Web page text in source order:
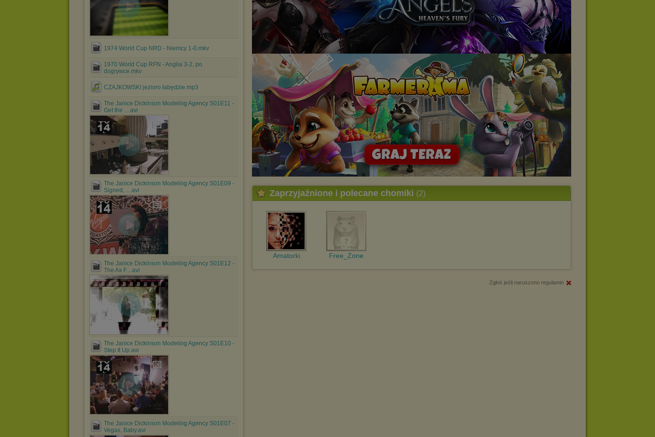
urządzeniu końcowym. Można również usunąć pliki cookies,
dokonując odpowiednich zmian w ustawieniach przeglądarki
internetowej.
Pełną informację na ten temat znajdziesz pod adresem
http://chomikuj.pl/PolitykaPrywatnosci.aspx.
1974 World Cup NRD - Niemcy 1-0.mkv
1970 World Cup RFN - Anglia 3-2, po
dogrywce.mkv
CZAJKOWSKI jezioro łabędzie.mp3
The Janice Dickinson Modeling Agency S01E11 -
Get the ....avi
The Janice Dickinson Modeling Agency S01E09 -
Signed, ....avi
The Janice Dickinson Modeling Agency S01E12 -
The Ax F....avi
The Janice Dickinson Modeling Agency S01E10 -
Step It Up.avi
The Janice Dickinson Modeling Agency S01E07 -
Vegas, Baby.avi
Zaprzyjaźnione i polecane chomiki (2)
Amatorki Free_Zone
Zgłoś jeśli naruszono regulamin